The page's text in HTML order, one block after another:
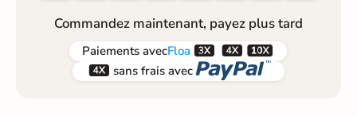
Commandez maintenant, payez plus tard
Paiements avecFloa  
 sans frais avec 